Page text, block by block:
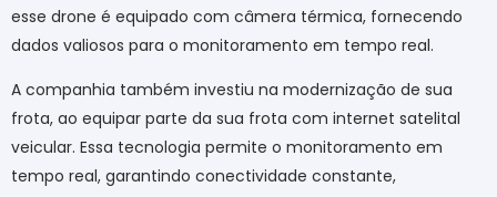
esse drone é equipado com câmera térmica, fornecendo
dados valiosos para o monitoramento em tempo real.
A companhia também investiu na modernização de sua
frota, ao equipar parte da sua frota com internet satelital
veicular. Essa tecnologia permite o monitoramento em
tempo real, garantindo conectividade constante,